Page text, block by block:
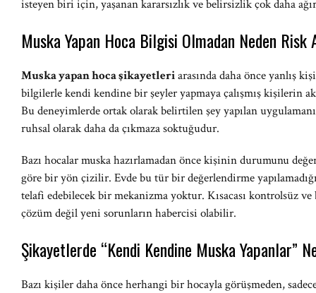
isteyen biri için, yaşanan kararsızlık ve belirsizlik çok daha
Muska Yapan Hoca Bilgisi Olmadan Neden
Muska yapan hoca şikayetleriarasında daha önce yanlış
bilgilerle kendi kendine bir şeyler yapmaya çalışmış kişilerin
Bu deneyimlerde ortak olarak belirtilen şey yapılan
ruhsal olarak daha da çıkmaza soktuğudur.
Bazı hocalar muska hazırlamadan önce kişinin durumunu
göre bir yön çizilir. Evde bu tür bir değerlendirme
telafi edebilecek bir mekanizma yoktur. Kısacası kontrolsüz
çözüm değil yeni sorunların habercisi olabilir.
Şikayetlerde “Kendi Kendine Muska Yapanlar”
Bazı kişiler daha önce herhangi bir hocayla görüşmeden,